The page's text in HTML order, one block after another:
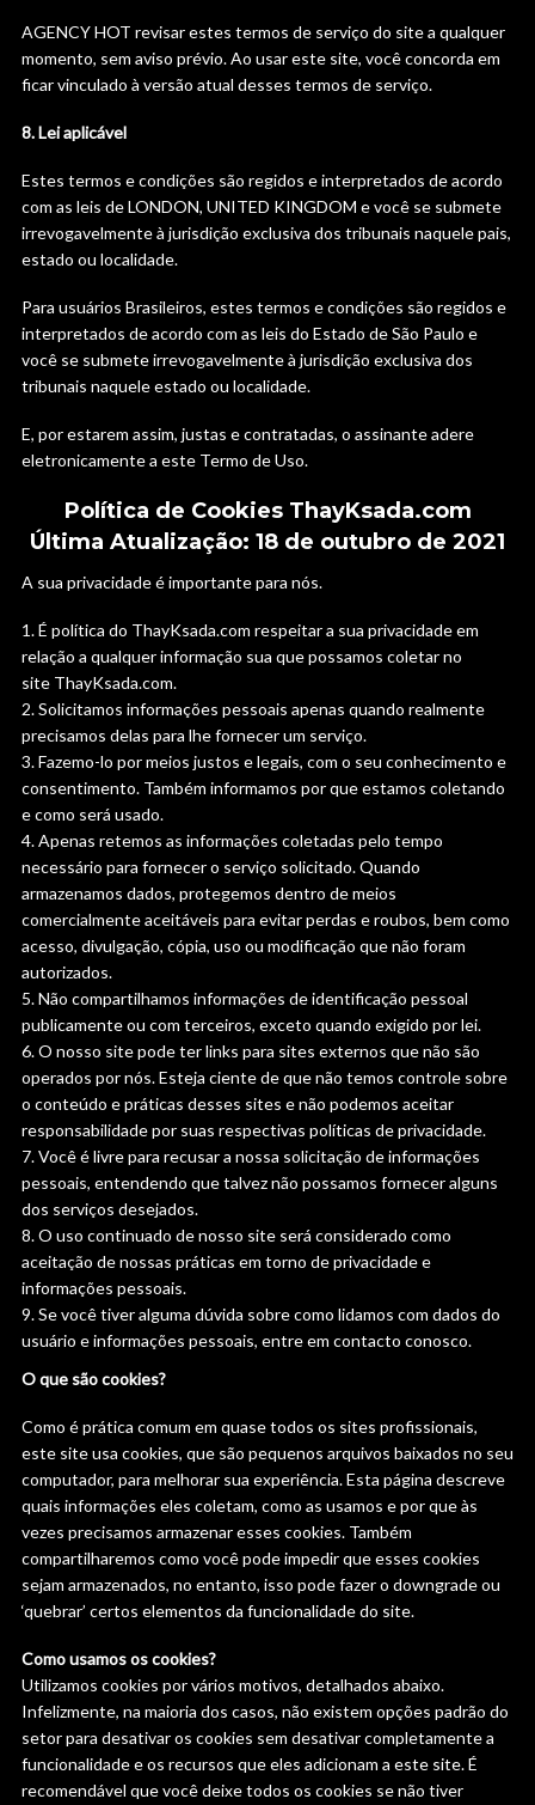
AGENCY HOT revisar estes termos de serviço do site a qualquer
momento, sem aviso prévio. Ao usar este site, você concorda em
ficar vinculado à versão atual desses termos de serviço.
8. Lei aplicável
Estes termos e condições são regidos e interpretados de acordo
com as leis de LONDON, UNITED KINGDOM e você se submete
irrevogavelmente à jurisdição exclusiva dos tribunais naquele pais,
estado ou localidade.
Para usuários Brasileiros, estes termos e condições são regidos e
interpretados de acordo com as leis do Estado de São Paulo e
você se submete irrevogavelmente à jurisdição exclusiva dos
tribunais naquele estado ou localidade.
E, por estarem assim, justas e contratadas, o assinante adere
eletronicamente a este Termo de Uso.
Política de Cookies ThayKsada.com
Última Atualização: 18 de outubro de 2021
A sua privacidade é importante para nós.
É política do ThayKsada.com respeitar a sua privacidade em
relação a qualquer informação sua que possamos coletar no
site ThayKsada.com.
Solicitamos informações pessoais apenas quando realmente
precisamos delas para lhe fornecer um serviço.
Fazemo-lo por meios justos e legais, com o seu conhecimento e
consentimento. Também informamos por que estamos coletando
e como será usado.
Apenas retemos as informações coletadas pelo tempo
necessário para fornecer o serviço solicitado. Quando
armazenamos dados, protegemos dentro de meios
comercialmente aceitáveis ​​para evitar perdas e roubos, bem como
acesso, divulgação, cópia, uso ou modificação que não foram
autorizados.
Não compartilhamos informações de identificação pessoal
publicamente ou com terceiros, exceto quando exigido por lei.
O nosso site pode ter links para sites externos que não são
operados por nós. Esteja ciente de que não temos controle sobre
o conteúdo e práticas desses sites e não podemos aceitar
responsabilidade por suas respectivas políticas de privacidade.
Você é livre para recusar a nossa solicitação de informações
pessoais, entendendo que talvez não possamos fornecer alguns
dos serviços desejados.
O uso continuado de nosso site será considerado como
aceitação de nossas práticas em torno de privacidade e
informações pessoais.
Se você tiver alguma dúvida sobre como lidamos com dados do
usuário e informações pessoais, entre em contacto conosco.
O que são cookies?
Como é prática comum em quase todos os sites profissionais,
este site usa cookies, que são pequenos arquivos baixados no seu
computador, para melhorar sua experiência. Esta página descreve
quais informações eles coletam, como as usamos e por que às
vezes precisamos armazenar esses cookies. Também
compartilharemos como você pode impedir que esses cookies
sejam armazenados, no entanto, isso pode fazer o downgrade ou
‘quebrar’ certos elementos da funcionalidade do site.
Como usamos os cookies?
Utilizamos cookies por vários motivos, detalhados abaixo.
Infelizmente, na maioria dos casos, não existem opções padrão do
setor para desativar os cookies sem desativar completamente a
funcionalidade e os recursos que eles adicionam a este site. É
recomendável que você deixe todos os cookies se não tiver